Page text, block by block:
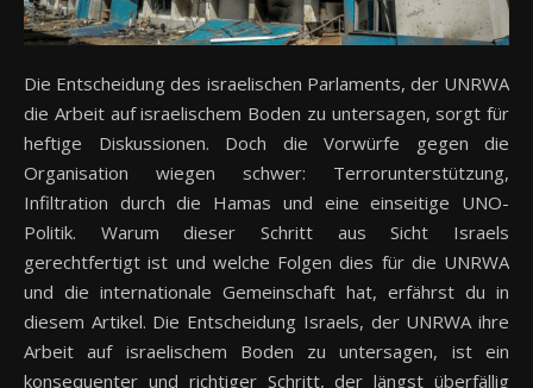
Die Entscheidung des israelischen Parlaments, der UNRWA
die Arbeit auf israelischem Boden zu untersagen, sorgt für
heftige Diskussionen. Doch die Vorwürfe gegen die
Organisation wiegen schwer: Terrorunterstützung,
Infiltration durch die Hamas und eine einseitige UNO-
Politik. Warum dieser Schritt aus Sicht Israels
gerechtfertigt ist und welche Folgen dies für die UNRWA
und die internationale Gemeinschaft hat, erfährst du in
diesem Artikel. Die Entscheidung Israels, der UNRWA ihre
Arbeit auf israelischem Boden zu untersagen, ist ein
konsequenter und richtiger Schritt, der längst überfällig